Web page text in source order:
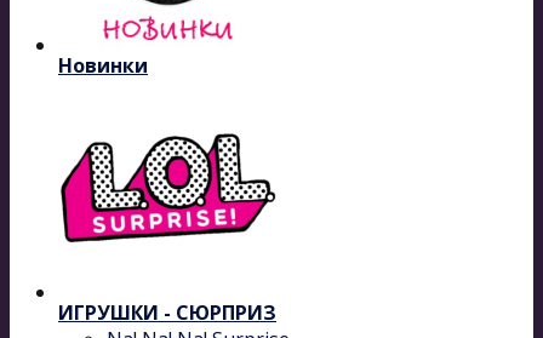
Новинки
ИГРУШКИ - СЮРПРИЗ